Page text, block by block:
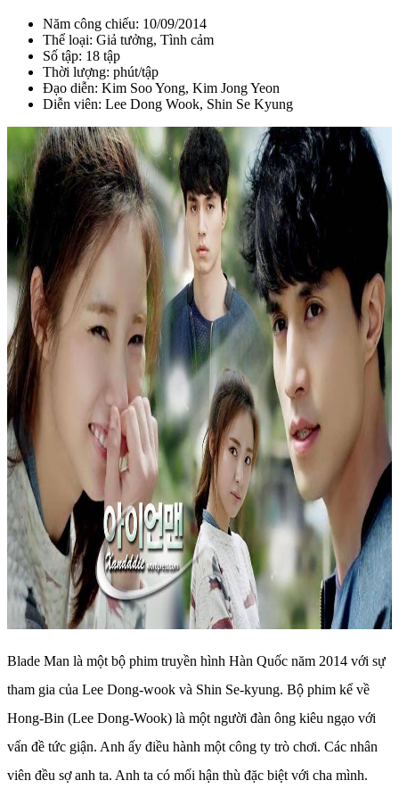
Năm công chiếu: 10/09/2014
Thể loại: Giả tưởng, Tình cảm
Số tập: 18 tập
Thời lượng: phút/tập
Đạo diễn: Kim Soo Yong, Kim Jong Yeon
Diễn viên: Lee Dong Wook, Shin Se Kyung
Blade Man là một bộ phim truyền hình Hàn Quốc năm 2014 với sự
tham gia của Lee Dong-wook và Shin Se-kyung. Bộ phim kể về
Hong-Bin (Lee Dong-Wook) là một người đàn ông kiêu ngạo với
vấn đề tức giận. Anh ấy điều hành một công ty trò chơi. Các nhân
viên đều sợ anh ta. Anh ta có mối hận thù đặc biệt với cha mình.